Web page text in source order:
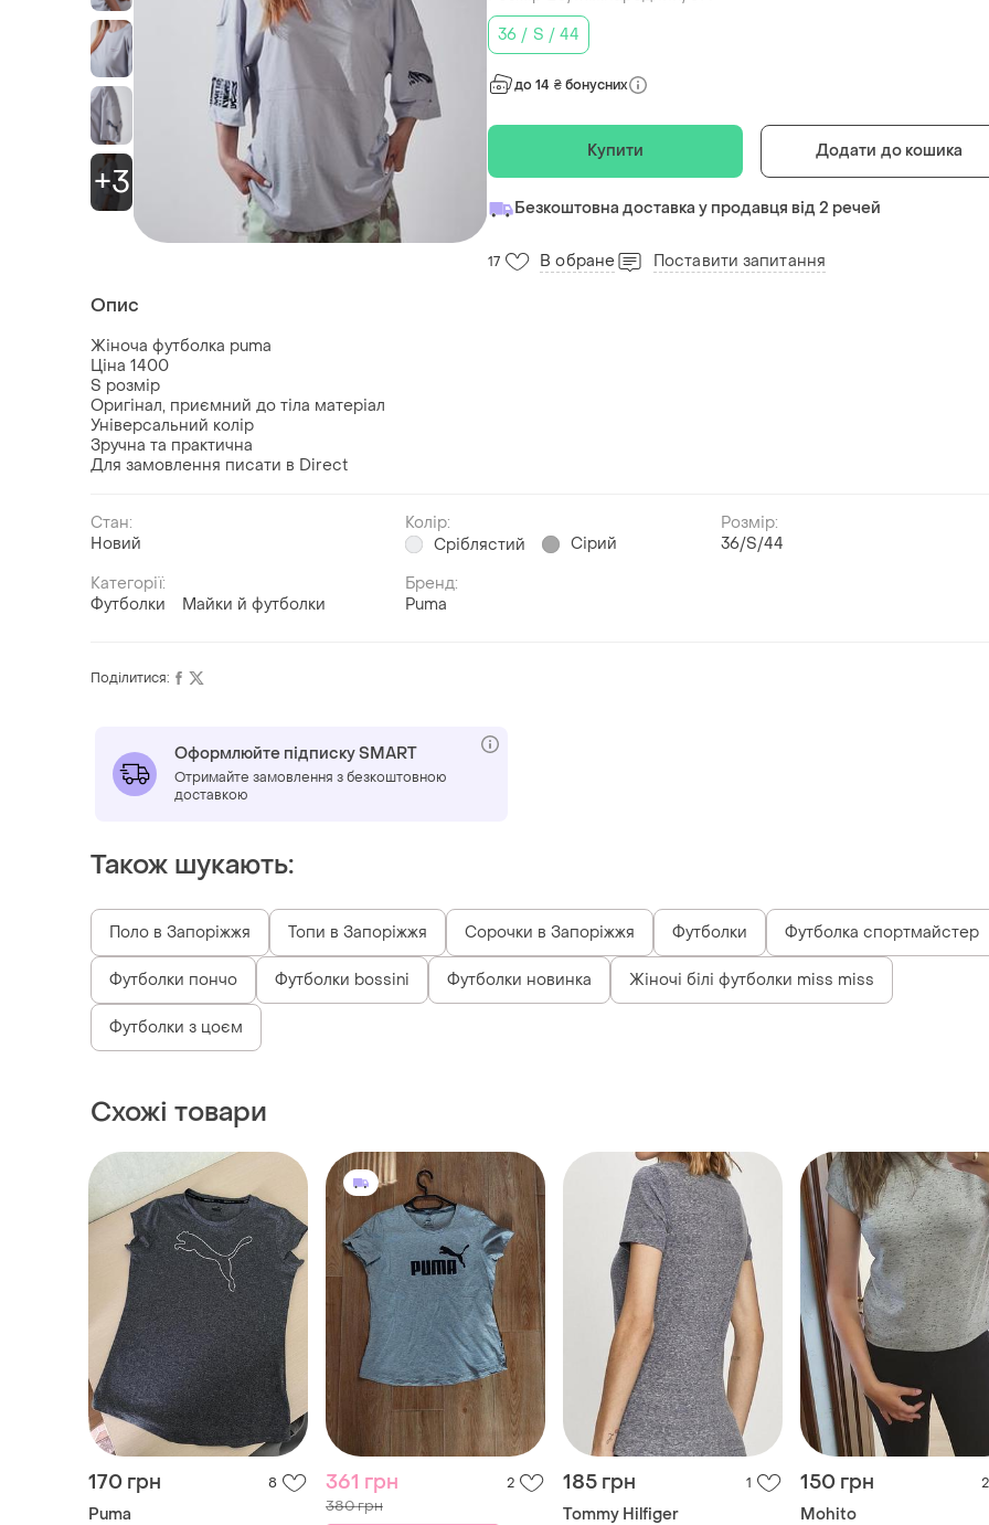
+3
36 / S / 44
до 14 ₴ бонусних
Купити Додати до кошика
Безкоштовна доставка у продавця від 2 речей
17 В обране Поставити запитання
Опис
Жіноча футболка puma
Ціна 1400
S розмір
Оригінал, приємний до тіла матеріал
Універсальний колір
Зручна та практична
Для замовлення писати в Direct
Стан:
Новий
Колір:
Сріблястий
Сірий
Розмір:
36/S/44
Категорії:
Футболки
Майки й футболки
Бренд:
Puma
Поділитися:
Оформлюйте підписку SMART
Отримайте замовлення з безкоштовною
доставкою
Також шукають:
Поло в Запоріжжя Топи в Запоріжжя Сорочки в Запоріжжя Футболки Футболка спортмайстер
Футболки пончо Футболки bossini Футболки новинка Жіночі білі футболки miss miss
Футболки з цоєм
Схожі товари
170 грн 8
Puma
361 грн 2
380 грн
185 грн 1
Tommy Hilfiger
150 грн 2
Mohito